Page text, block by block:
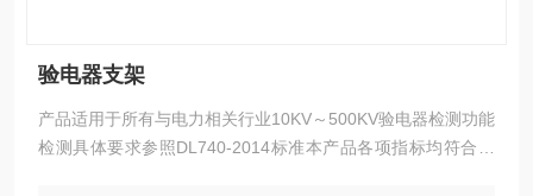
验电器支架
产品适用于所有与电力相关行业10KV～500KV验电器检测功能
检测具体要求参照DL740-2014标准本产品各项指标均符合国